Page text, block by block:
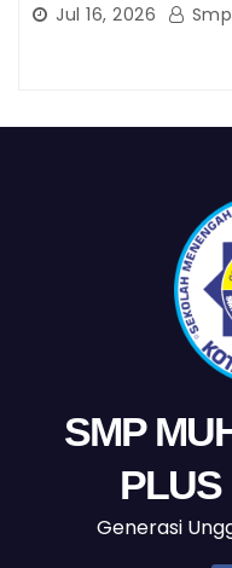
Jul 16, 2026
SMP
Generasi